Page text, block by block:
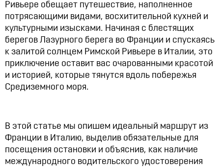
Ривьере обещает путешествие, наполненное
потрясающими видами, восхитительной кухней и
культурными изысками. Начиная с блестящих
берегов Лазурного берега во Франции и спускаясь
к залитой солнцем Римской Ривьере в Италии, это
приключение оставит вас очарованными красотой
и историей, которые тянутся вдоль побережья
Средиземного моря.
В этой статье мы опишем идеальный маршрут из
Франции в Италию, выделив обязательные для
посещения остановки и объяснив, как наличие
международного водительского удостоверения